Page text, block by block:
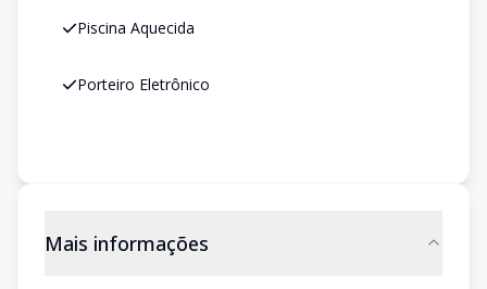
Piscina Aquecida
Porteiro Eletrônico
Mais informações